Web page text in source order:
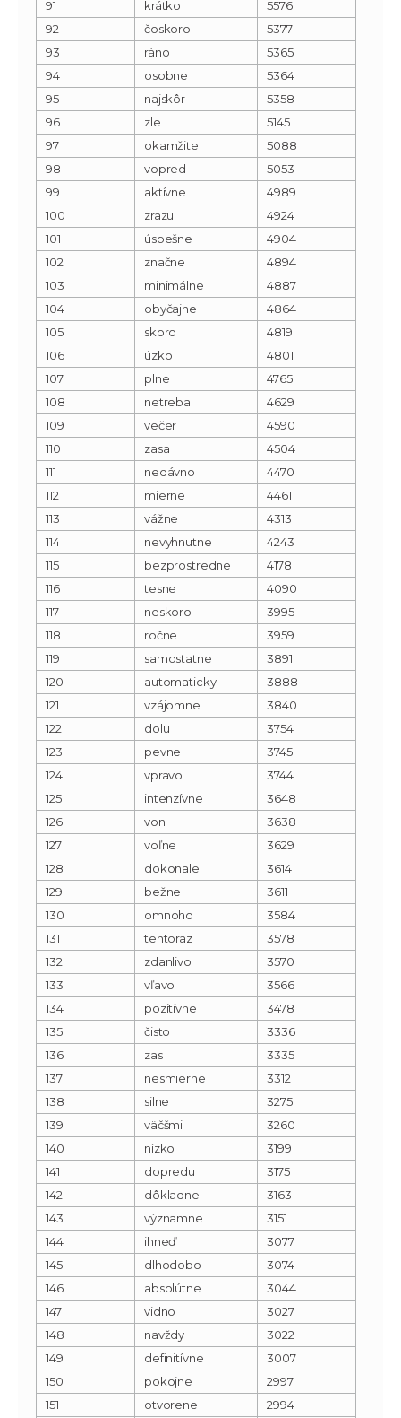
91 krátko
5576
92
čoskoro
5377
93
ráno
5365
94
osobne
5364
95
najskôr
5358
96
zle
5145
97
okamžite
5088
98
vopred
5053
99
aktívne
4989
100
zrazu
4924
101
úspešne
4904
102
značne
4894
103
minimálne
4887
104
obyčajne
4864
105
skoro
4819
106
úzko
4801
107
plne
4765
108
netreba
4629
109
večer
4590
110
zasa
4504
111
nedávno
4470
112
mierne
4461
113
vážne
4313
114
nevyhnutne
4243
115
bezprostredne
4178
116
tesne
4090
117
neskoro
3995
118
ročne
3959
119
samostatne
3891
120
automaticky
3888
121
vzájomne
3840
122
dolu
3754
123
pevne
3745
124
vpravo
3744
125
intenzívne
3648
126
von
3638
127
voľne
3629
128
dokonale
3614
129
bežne
3611
130
omnoho
3584
131
tentoraz
3578
132
zdanlivo
3570
133
vľavo
3566
134
pozitívne
3478
135
čisto
3336
136
zas
3335
137
nesmierne
3312
138
silne
3275
139
väčšmi
3260
140
nízko
3199
141
dopredu
3175
142
dôkladne
3163
143
významne
3151
144
ihneď
3077
145
dlhodobo
3074
146
absolútne
3044
147
vidno
3027
148
navždy
3022
149
definitívne
3007
150
pokojne
2997
151
otvorene
2994